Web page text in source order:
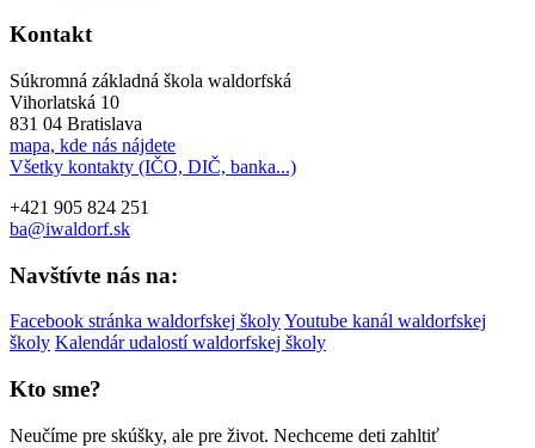
Kontakt
Súkromná základná škola waldorfská
Vihorlatská 10
831 04 Bratislava
mapa, kde nás nájdete
Všetky kontakty (IČO, DIČ, banka...)
+421 905 824 251
ba@iwaldorf.sk
Navštívte nás na:
Facebook stránka waldorfskej školyYoutube kanál waldorfskej
školy Kalendár udalostí waldorfskej školy
Kto sme?
Neučíme pre skúšky, ale pre život. Nechceme deti zahltiť